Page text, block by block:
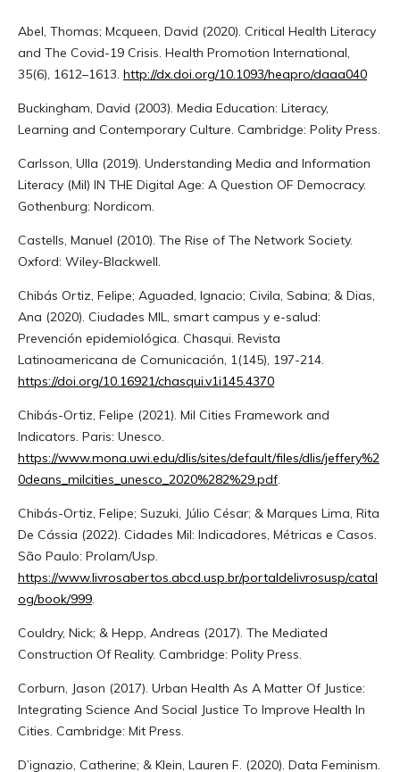
Abel, Thomas; Mcqueen, David (2020). Critical Health Literacy
and The Covid-19 Crisis. Health Promotion International,
35(6), 1612–1613. http://dx.doi.org/10.1093/heapro/daaa040
Buckingham, David (2003). Media Education: Literacy,
Learning and Contemporary Culture. Cambridge: Polity Press.
Carlsson, Ulla (2019). Understanding Media and Information
Literacy (Mil) IN THE Digital Age: A Question OF Democracy.
Gothenburg: Nordicom.
Castells, Manuel (2010). The Rise of The Network Society.
Oxford: Wiley-Blackwell.
Chibás Ortiz, Felipe; Aguaded, Ignacio; Civila, Sabina; & Dias,
Ana (2020). Ciudades MIL, smart campus y e-salud:
Prevención epidemiológica. Chasqui. Revista
Latinoamericana de Comunicación, 1(145), 197-214.
https://doi.org/10.16921/chasqui.v1i145.4370
Chibás-Ortiz, Felipe (2021). Mil Cities Framework and
Indicators. Paris: Unesco.
https://www.mona.uwi.edu/dlis/sites/default/files/dlis/jeffery%2
0deans_milcities_unesco_2020%282%29.pdf.
Chibás-Ortiz, Felipe; Suzuki, Júlio César; & Marques Lima, Rita
De Cássia (2022). Cidades Mil: Indicadores, Métricas e Casos.
São Paulo: Prolam/Usp.
https://www.livrosabertos.abcd.usp.br/portaldelivrosusp/catal
og/book/999.
Couldry, Nick; & Hepp, Andreas (2017). The Mediated
Construction Of Reality. Cambridge: Polity Press.
Corburn, Jason (2017). Urban Health As A Matter Of Justice:
Integrating Science And Social Justice To Improve Health In
Cities. Cambridge: Mit Press.
D’ignazio, Catherine; & Klein, Lauren F. (2020). Data Feminism.